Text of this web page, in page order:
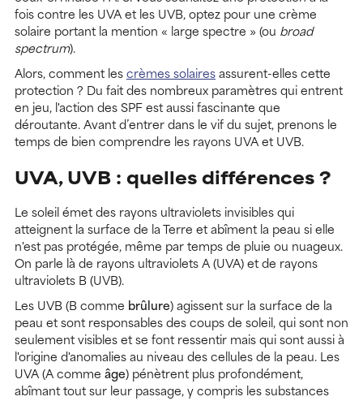
fois contre les UVA et les UVB, optez pour une crème
solaire portant la mention « large spectre » (ou broad
spectrum).
Alors, comment lescrèmes solairesassurent-elles cette
protection ? Du fait des nombreux paramètres qui entrent
en jeu, l'action des SPF est aussi fascinante que
déroutante. Avant d’entrer dans le vif du sujet, prenons le
temps de bien comprendre les rayons UVA et UVB.
UVA, UVB : quelles différences ?
Le soleil émet des rayons ultraviolets invisibles qui
atteignent la surface de la Terre et abîment la peau si elle
n'est pas protégée, même par temps de pluie ou nuageux.
On parle là de rayons ultraviolets A (UVA) et de rayons
ultraviolets B (UVB).
Les UVB (B comme brûlure) agissent sur la surface de la
peau et sont responsables des coups de soleil, qui sont non
seulement visibles et se font ressentir mais qui sont aussi à
l'origine d'anomalies au niveau des cellules de la peau. Les
UVA (A comme âge) pénètrent plus profondément,
abîmant tout sur leur passage, y compris les substances